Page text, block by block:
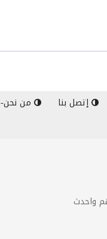
إتصل بنا من نحن-ABOUT-US
واحدث